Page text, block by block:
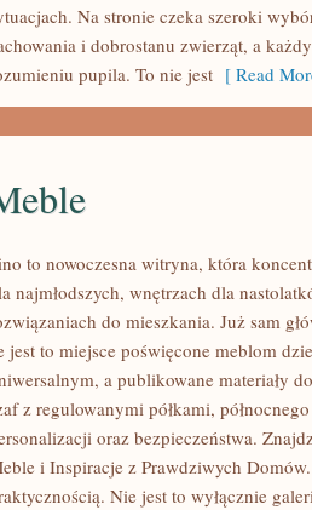
Na stronie czeka szeroki
i dobrostanu zwierząt, a
pupila. To nie jest [ Read
to nowoczesna witryna, która
najmłodszych, wnętrzach dla
do mieszkania. Już sam
jest to miejsce poświęcone meblom
a publikowane materiały
z regulowanymi półkami,
oraz bezpieczeństwa.
i Inspiracje z Prawdziwych
Nie jest to wyłącznie